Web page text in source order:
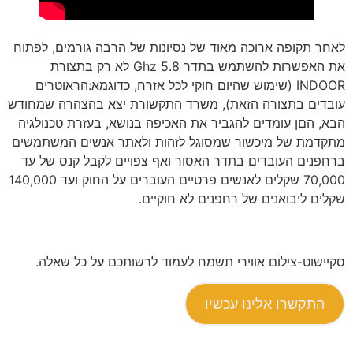
לאחר תקופה ארוכה מאוד של נסיונות של הרבה גורמים, לפתוח
את האפשרות להשתמש בתדר 5.8 Ghz לא רק בתצורת
INDOOR (שימוש שהיום חוקי לכל אזרח, כדוגמא:הראוטרים
עובדים בתצורה הזאת), משרד התקשורת יצא בהצהרה שמחודש
הבא, הםן עומדים להגביר את האכיפה בנושא, בעזרת טכנולגיה
מתקדמת של מיכשור שמסוגל לזהות ולאתר אנשים המשתמשים
ברחפנים העובדים בתדר האסור ואף צפויים לקבל קנס של עד
70,000 שקלים לאנשים פרטיים העוברים על החוק ועד 140,000
שקלים ליבואנים של רחפנים לא חוקיים.
סקיישוט-צילום אווירי תשמח לעמוד לרשותכם על כל שאלה.
התקשרו אלינו עכשיו